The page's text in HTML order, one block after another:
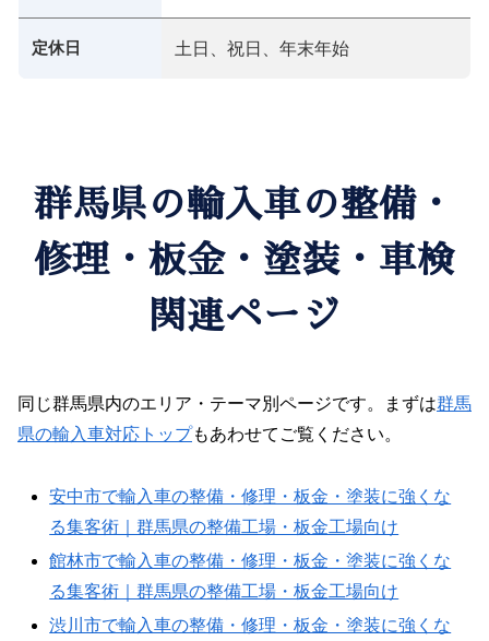
定休日 土日、祝日、年末年始
群馬県の輸入車の整備・
修理・板金・塗装・車検
関連ページ
同じ群馬県内のエリア・テーマ別ページです。まずは群馬
県の輸入車対応トップもあわせてご覧ください。
安中市で輸入車の整備・修理・板金・塗装に強くな
る集客術｜群馬県の整備工場・板金工場向け
館林市で輸入車の整備・修理・板金・塗装に強くな
る集客術｜群馬県の整備工場・板金工場向け
渋川市で輸入車の整備・修理・板金・塗装に強くな